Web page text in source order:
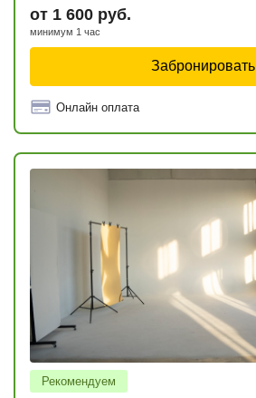
от 1 600 руб.
минимум 1 час
Забронировать
Онлайн оплата
Рекомендуем